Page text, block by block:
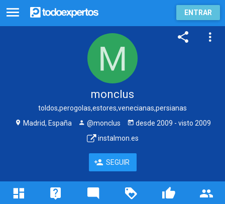
ENTRAR
monclus
toldos,perogolas,estores,venecianas,persianas
Madrid, España
@monclus desde 2009 - visto 2009
instalmon.es
SEGUIR